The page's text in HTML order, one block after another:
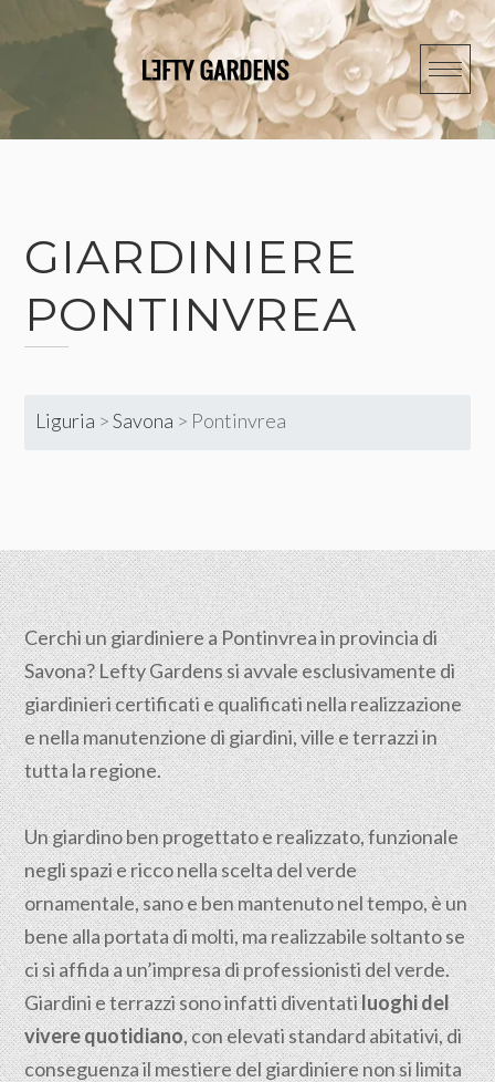
to
GIARDINIERE
PONTINVREA
Liguria >Savona > Pontinvrea
Cerchi un giardiniere a Pontinvrea in provincia di
Savona? Lefty Gardens si avvale esclusivamente di
giardinieri certificati e qualificati nella realizzazione
e nella manutenzione di giardini, ville e terrazzi in
tutta la regione.
Un giardino ben progettato e realizzato, funzionale
negli spazi e ricco nella scelta del verde
ornamentale, sano e ben mantenuto nel tempo, è un
bene alla portata di molti, ma realizzabile soltanto se
ci si affida a un’impresa di professionisti del verde.
Giardini e terrazzi sono infatti diventatiluoghi del
vivere quotidiano, con elevati standard abitativi, di
conseguenza il mestiere del giardiniere non si limita